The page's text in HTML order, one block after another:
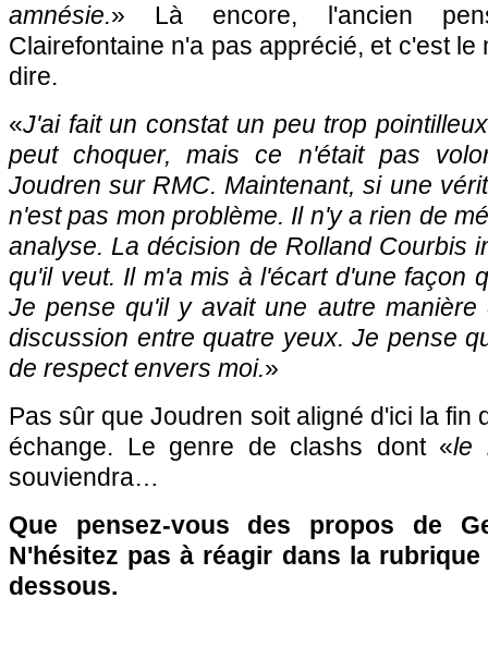
amnésie.» Là encore, l'ancien
Clairefontaine n'a pas apprécié, et c'est le
dire.
«J'ai fait un constat un peu trop
peut choquer, mais ce n'était pas
Joudren sur RMC. Maintenant, si une
n'est pas mon problème. Il n'y a rien de
analyse. La décision de Rolland Courbis
qu'il veut. Il m'a mis à l'écart d'une façon
Je pense qu'il y avait une autre manière
discussion entre quatre yeux. Je pense
de respect envers moi.»
Pas sûr que Joudren soit aligné d'ici la fin
échange. Le genre de clashs dont «le
souviendra…
Que pensez-vous des propos de
N'hésitez pas à réagir dans la
dessous.